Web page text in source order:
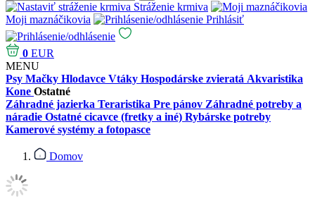
Stráženie krmiva
Moji maznáčikovia
Prihlásiť
0 EUR
MENU
Psy Mačky Hlodavce Vtáky Hospodárske zvieratá Akvaristika
Kone Ostatné
Záhradné jazierka Teraristika Pre pánov Záhradné potreby a
náradie Ostatné cicavce (fretky a iné) Rybárske potreby
Kamerové systémy a fotopasce
Domov